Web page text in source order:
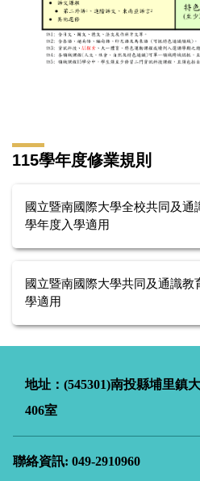
115學年度修業規則
國立暨南國際大學全校共同及通
學年度入學適用
國立暨南國際大學共同及通識教
學適用
地址：(545301)南投縣埔里鎮
406室
聯絡資訊: 049-2910960